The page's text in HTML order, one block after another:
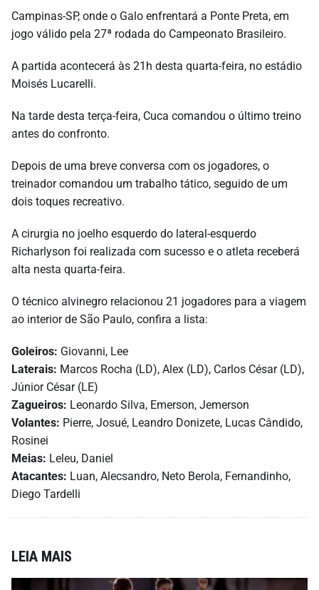
Campinas-SP, onde o Galo enfrentará a Ponte Preta, em
jogo válido pela 27ª rodada do Campeonato Brasileiro.
A partida acontecerá às 21h desta quarta-feira, no estádio
Moisés Lucarelli.
Na tarde desta terça-feira, Cuca comandou o último treino
antes do confronto.
Depois de uma breve conversa com os jogadores, o
treinador comandou um trabalho tático, seguido de um
dois toques recreativo.
A cirurgia no joelho esquerdo do lateral-esquerdo
Richarlyson foi realizada com sucesso e o atleta receberá
alta nesta quarta-feira.
O técnico alvinegro relacionou 21 jogadores para a viagem
ao interior de São Paulo, confira a lista:
Goleiros: Giovanni, Lee
Laterais: Marcos Rocha (LD), Alex (LD), Carlos César (LD),
Júnior César (LE)
Zagueiros: Leonardo Silva, Emerson, Jemerson
Volantes: Pierre, Josué, Leandro Donizete, Lucas Cândido,
Rosinei
Meias: Leleu, Daniel
Atacantes: Luan, Alecsandro, Neto Berola, Fernandinho,
Diego Tardelli
LEIA MAIS